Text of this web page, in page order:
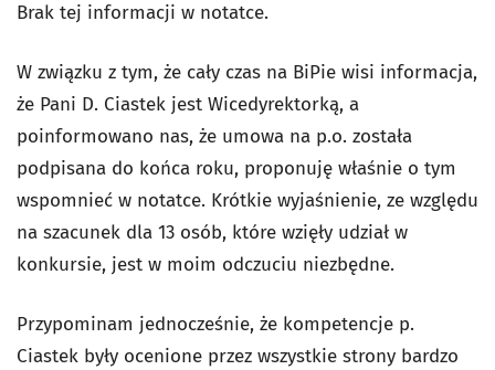
Brak tej informacji w notatce.
W związku z tym, że cały czas na BiPie wisi informacja,
że Pani D. Ciastek jest Wicedyrektorką, a
poinformowano nas, że umowa na p.o. została
podpisana do końca roku, proponuję właśnie o tym
wspomnieć w notatce. Krótkie wyjaśnienie, ze względu
na szacunek dla 13 osób, które wzięły udział w
konkursie, jest w moim odczuciu niezbędne.
Przypominam jednocześnie, że kompetencje p.
Ciastek były ocenione przez wszystkie strony bardzo